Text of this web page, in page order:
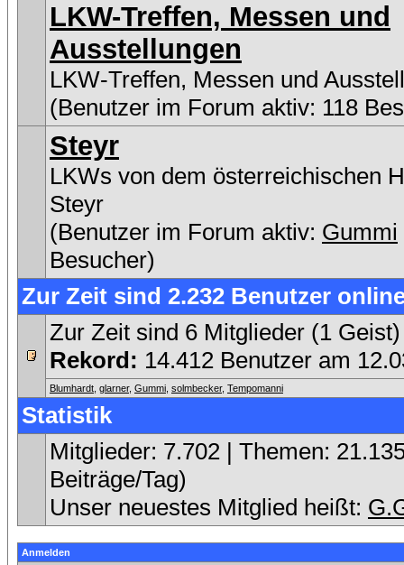
LKW-Treffen, Messen und
Ausstellungen
LKW-Treffen, Messen und
(Benutzer im Forum aktiv: 118
Steyr
LKWs von dem österreichischen
Steyr
(Benutzer im Forum aktiv: Gummi
Besucher)
Zur Zeit sind 2.232 Benutzer
Zur Zeit sind 6 Mitglieder (1
Rekord: 14.412 Benutzer am
Blumhardt glarner, Gummi solmbecker, Tempomanni
Statistik
Mitglieder: 7.702 | Themen:
Beiträge/Tag)
Unser neuestes Mitglied heißt:
Anmelden